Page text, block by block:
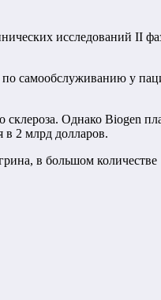
исследований II
по самообслуживанию у
Однако Biogen
в 2 млрд долларов.
в большом количестве